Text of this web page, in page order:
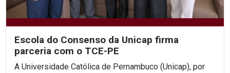
Escola do Consenso da Unicap firma
parceria com o TCE-PE
A Universidade Católica de Pernambuco (Unicap), por